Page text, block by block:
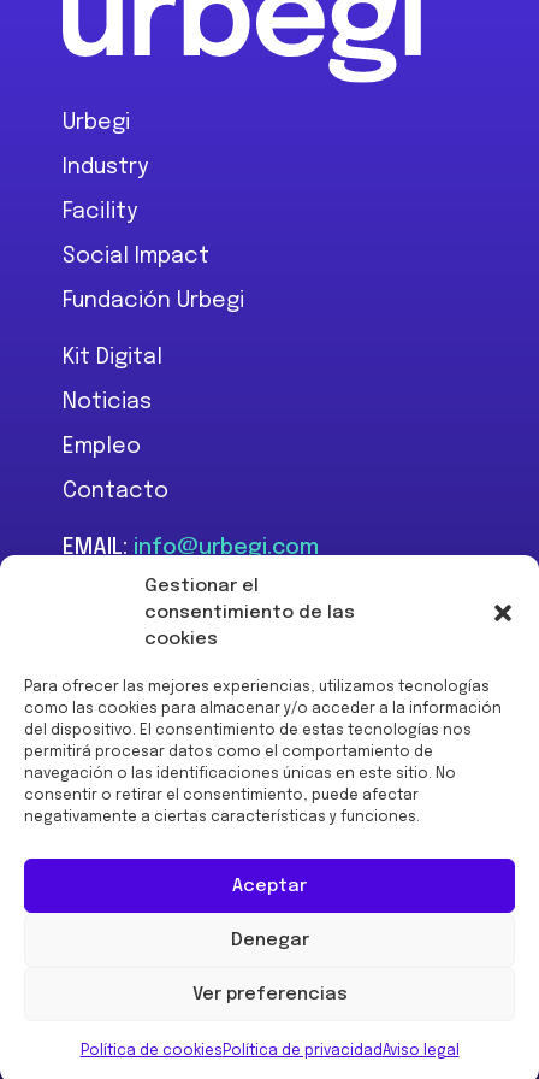
Gestionar el
consentimiento de las
cookies
Para ofrecer las mejores experiencias, utilizamos tecnologías
como las cookies para almacenar y/o acceder a la información
del dispositivo. El consentimiento de estas tecnologías nos
permitirá procesar datos como el comportamiento de
navegación o las identificaciones únicas en este sitio. No
consentir o retirar el consentimiento, puede afectar
negativamente a ciertas características y funciones.
Aceptar
Denegar
Ver preferencias
Política de cookies Política de privacidadAviso legal
Urbegi
Industry
Facility
Social Impact
Fundación Urbegi
Kit Digital
Noticias
Empleo
Contacto
EMAIL: info@urbegi.com
+34 946 801 934
Financiado por la Unión
Europea -
NextGenerationEU:
privacidad
Política de seguridad Canal Ético